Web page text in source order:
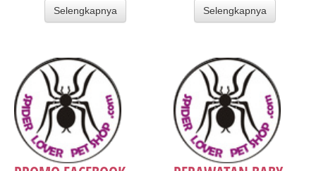
Selengkapnya Selengkapnya